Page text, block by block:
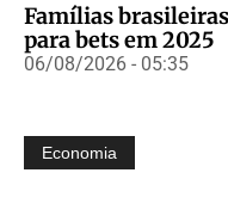
Economia
Famílias
para bets em 2025
06/08/2026 - 05:35